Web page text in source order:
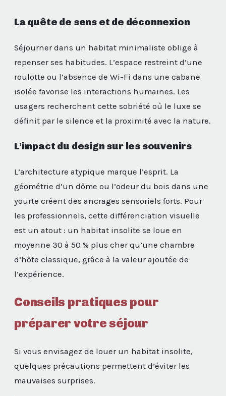
La quête de sens et de déconnexion
Séjourner dans un habitat minimaliste oblige à
repenser ses habitudes. L’espace restreint d’une
roulotte ou l’absence de Wi-Fi dans une cabane
isolée favorise les interactions humaines. Les
usagers recherchent cette sobriété où le luxe se
définit par le silence et la proximité avec la nature.
L’impact du design sur les souvenirs
L’architecture atypique marque l’esprit. La
géométrie d’un dôme ou l’odeur du bois dans une
yourte créent des ancrages sensoriels forts. Pour
les professionnels, cette différenciation visuelle
est un atout : un habitat insolite se loue en
moyenne 30 à 50 % plus cher qu’une chambre
d’hôte classique, grâce à la valeur ajoutée de
l’expérience.
Conseils pratiques pour
préparer votre séjour
Si vous envisagez de louer un habitat insolite,
quelques précautions permettent d’éviter les
mauvaises surprises.